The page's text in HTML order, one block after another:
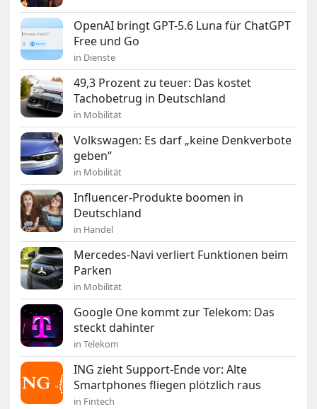
OpenAI bringt GPT-5.6 Luna für ChatGPT
Free und Go
in Dienste
49,3 Prozent zu teuer: Das kostet
Tachobetrug in Deutschland
in Mobilität
Volkswagen: Es darf „keine Denkverbote
geben“
in Mobilität
Influencer-Produkte boomen in
Deutschland
in Handel
Mercedes-Navi verliert Funktionen beim
Parken
in Mobilität
Google One kommt zur Telekom: Das
steckt dahinter
in Telekom
ING zieht Support-Ende vor: Alte
Smartphones fliegen plötzlich raus
in Fintech